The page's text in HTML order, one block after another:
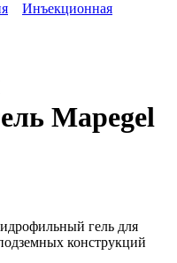
Инъекционная
Mapegel
гель для
конструкций